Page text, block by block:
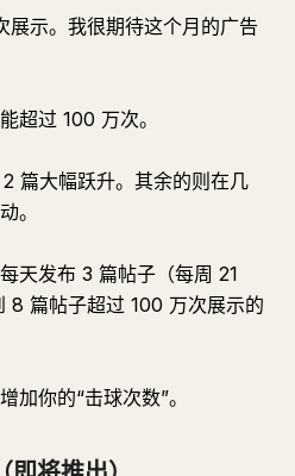
示。我很期待这个月的广告
超过 100 万次。
篇大幅跃升。其余的则在几
。
天发布 3 篇帖子（每周 21
8 篇帖子超过 100 万次展示的
加你的“击球次数”。